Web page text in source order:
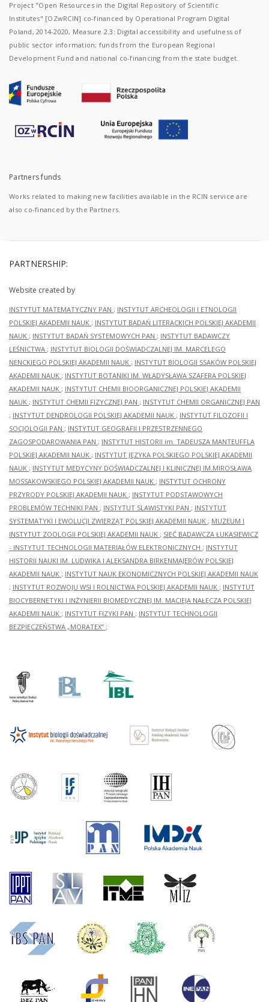
Project "Open Resources in the Digital Repository of Scientific
Institutes" [OZwRCIN] co-financed by Operational Program Digital
Poland, 2014-2020, Measure 2.3: Digital accessibility and usefulness of
public sector information; funds from the European Regional
Development Fund and national co-financing from the state budget.
Partners funds
Works related to making new facilities available in the RCIN service are
also co-financed by the Partners.
PARTNERSHIP:
Website created by
INSTYTUT MATEMATYCZNY PAN ; INSTYTUT ARCHEOLOGII I ETNOLOGII
POLSKIEJ AKADEMII NAUK ; INSTYTUT BADAŃ LITERACKICH POLSKIEJ AKADEMII
NAUK ; INSTYTUT BADAŃ SYSTEMOWYCH PAN ; INSTYTUT BADAWCZY
LEŚNICTWA ; INSTYTUT BIOLOGII DOŚWIADCZALNEJ IM. MARCELEGO
NENCKIEGO POLSKIEJ AKADEMII NAUK ; INSTYTUT BIOLOGII SSAKÓW POLSKIEJ
AKADEMII NAUK ; INSTYTUT BOTANIKI IM. WŁADYSŁAWA SZAFERA POLSKIEJ
AKADEMII NAUK ; INSTYTUT CHEMII BIOORGANICZNEJ POLSKIEJ AKADEMII
NAUK ; INSTYTUT CHEMII FIZYCZNEJ PAN ; INSTYTUT CHEMII ORGANICZNEJ PAN
; INSTYTUT DENDROLOGII POLSKIEJ AKADEMII NAUK ; INSTYTUT FILOZOFII I
SOCJOLOGII PAN ; INSTYTUT GEOGRAFII I PRZESTRZENNEGO
ZAGOSPODAROWANIA PAN ; INSTYTUT HISTORII im. TADEUSZA MANTEUFFLA
POLSKIEJ AKADEMII NAUK ; INSTYTUT JĘZYKA POLSKIEGO POLSKIEJ AKADEMII
NAUK ; INSTYTUT MEDYCYNY DOŚWIADCZALNEJ I KLINICZNEJ IM.MIROSŁAWA
MOSSAKOWSKIEGO POLSKIEJ AKADEMII NAUK ; INSTYTUT OCHRONY
PRZYRODY POLSKIEJ AKADEMII NAUK ; INSTYTUT PODSTAWOWYCH
PROBLEMÓW TECHNIKI PAN ; INSTYTUT SLAWISTYKI PAN ; INSTYTUT
SYSTEMATYKI I EWOLUCJI ZWIERZĄT POLSKIEJ AKADEMII NAUK ; MUZEUM I
INSTYTUT ZOOLOGII POLSKIEJ AKADEMII NAUK ; SIEĆ BADAWCZA ŁUKASIEWICZ
- INSTYTUT TECHNOLOGII MATERIAŁÓW ELEKTRONICZNYCH ; INSTYTUT
HISTORII NAUKI IM. LUDWIKA I ALEKSANDRA BIRKENMAJERÓW POLSKIEJ
AKADEMII NAUK ; INSTYTUT NAUK EKONOMICZNYCH POLSKIEJ AKADEMII NAUK
; INSTYTUT ROZWOJU WSI I ROLNICTWA POLSKIEJ AKADEMII NAUK ; INSTYTUT
BIOCYBERNETYKI I INŻYNIERII BIOMEDYCZNEJ IM. MACIEJA NAŁĘCZA POLSKIEJ
AKADEMII NAUK ; INSTYTUT FIZYKI PAN ; INSTYTUT TECHNOLOGII
BEZPIECZEŃSTWA „MORATEX” ;